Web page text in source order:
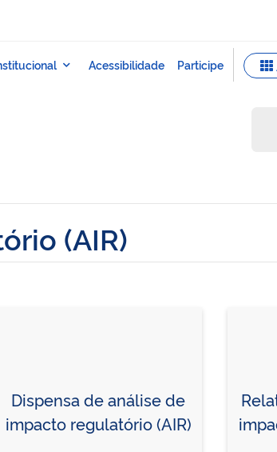
(AIR)
Dispensa de análise de
impacto regulatório (AIR)